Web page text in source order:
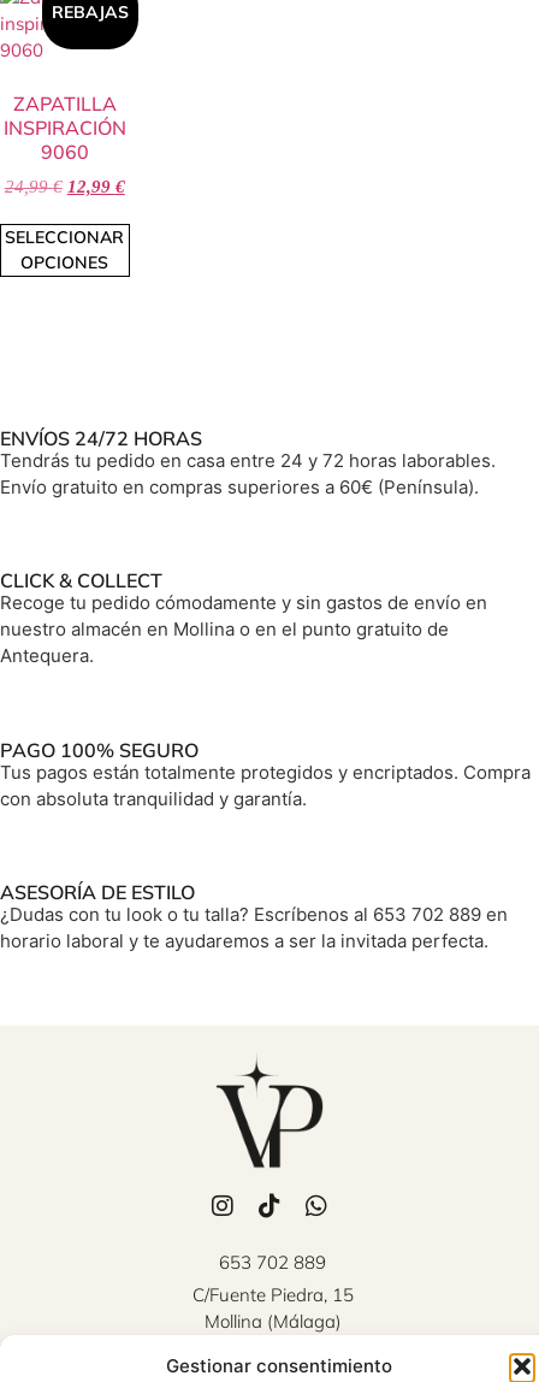
Gestionar consentimiento
REBAJAS
ZAPATILLA
INSPIRACIÓN
9060
24,99€ 12,99 €
SELECCIONAR
OPCIONES
ENVÍOS 24/72 HORAS
Tendrás tu pedido en casa entre 24 y 72 horas laborables.
Envío gratuito en compras superiores a 60€ (Península).
CLICK & COLLECT
Recoge tu pedido cómodamente y sin gastos de envío en
nuestro almacén en Mollina o en el punto gratuito de
Antequera.
PAGO 100% SEGURO
Tus pagos están totalmente protegidos y encriptados. Compra
con absoluta tranquilidad y garantía.
ASESORÍA DE ESTILO
¿Dudas con tu look o tu talla? Escríbenos al 653 702 889 en
horario laboral y te ayudaremos a ser la invitada perfecta.
653 702 889
C/Fuente Piedra, 15
Mollina (Málaga)
Atención al cliente: Lunes a